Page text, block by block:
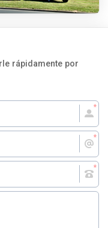
rápidamente por